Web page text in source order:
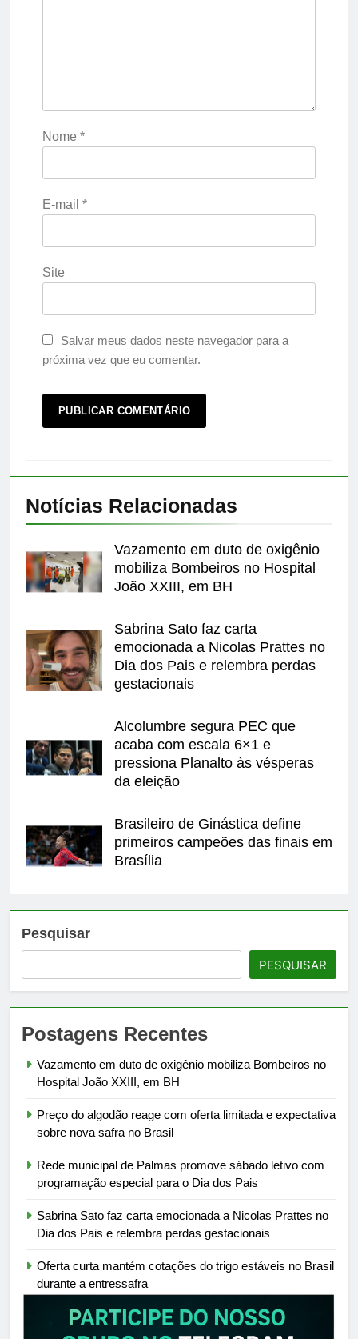
Nome *
E-mail *
Site
Salvar meus dados neste navegador para a
próxima vez que eu comentar.
Notícias Relacionadas
Vazamento em duto de oxigênio
mobiliza Bombeiros no Hospital
João XXIII, em BH
Sabrina Sato faz carta
emocionada a Nicolas Prattes no
Dia dos Pais e relembra perdas
gestacionais
Alcolumbre segura PEC que
acaba com escala 6×1 e
pressiona Planalto às vésperas
da eleição
Brasileiro de Ginástica define
primeiros campeões das finais em
Brasília
Pesquisar
PESQUISAR
Postagens Recentes
Vazamento em duto de oxigênio mobiliza Bombeiros no
Hospital João XXIII, em BH
Preço do algodão reage com oferta limitada e expectativa
sobre nova safra no Brasil
Rede municipal de Palmas promove sábado letivo com
programação especial para o Dia dos Pais
Sabrina Sato faz carta emocionada a Nicolas Prattes no
Dia dos Pais e relembra perdas gestacionais
Oferta curta mantém cotações do trigo estáveis no Brasil
durante a entressafra